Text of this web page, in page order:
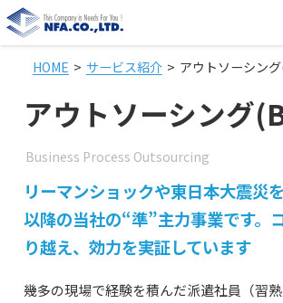
HOME
サービス紹介
アウトソーシング(BPO)
HOME サービス紹介 アウトソーシン
アウトソーシング
Business Process Outsourcing
リーマンショックや東日本大震災
以降の当社の“準”主力事業です。
り越え、効力を実証しています
幾多の現場で経験を積んだ派遣社員（習